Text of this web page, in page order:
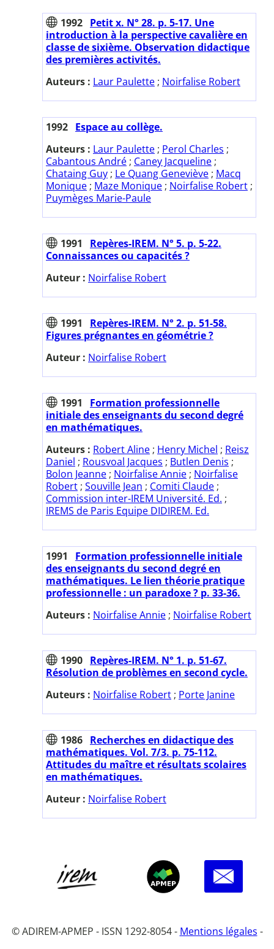
1992 Petit x. N° 28. p. 5-17. Une
introduction à la perspective cavalière en
classe de sixième. Observation didactique
des premières activités.
Auteurs : Laur Paulette ; Noirfalise Robert
1992 Espace au collège.
Auteurs : Laur Paulette ; Perol Charles ;
Cabantous André ; Caney Jacqueline ;
Chataing Guy ; Le Quang Geneviève ; Macq
Monique ; Maze Monique ; Noirfalise Robert ;
Puymèges Marie-Paule
1991
Repères-IREM. N° 5. p. 5-22.
Connaissances ou capacités ?
Auteur : Noirfalise Robert
1991
Repères-IREM. N° 2. p. 51-58.
Figures prégnantes en géométrie ?
Auteur : Noirfalise Robert
1991
Formation professionnelle
initiale des enseignants du second degré
en mathématiques.
Auteurs : Robert Aline ; Henry Michel ; Reisz
Daniel ; Rousvoal Jacques ; Butlen Denis ;
Bolon Jeanne ; Noirfalise Annie ; Noirfalise
Robert ; Souville Jean ; Comiti Claude ;
Commission inter-IREM Université. Ed. ;
IREMS de Paris Equipe DIDIREM. Ed.
1991
Formation professionnelle initiale
des enseignants du second degré en
mathématiques. Le lien théorie pratique
professionnelle : un paradoxe ? p. 33-36.
Auteurs : Noirfalise Annie ; Noirfalise Robert
1990 Repères-IREM. N° 1. p. 51-67.
Résolution de problèmes en second cycle.
Auteurs : Noirfalise Robert ; Porte Janine
1986 Recherches en didactique des
mathématiques. Vol. 7/3. p. 75-112.
Attitudes du maître et résultats scolaires
en mathématiques.
Auteur : Noirfalise Robert
© ADIREM-APMEP - ISSN 1292-8054 - Mentions légales -